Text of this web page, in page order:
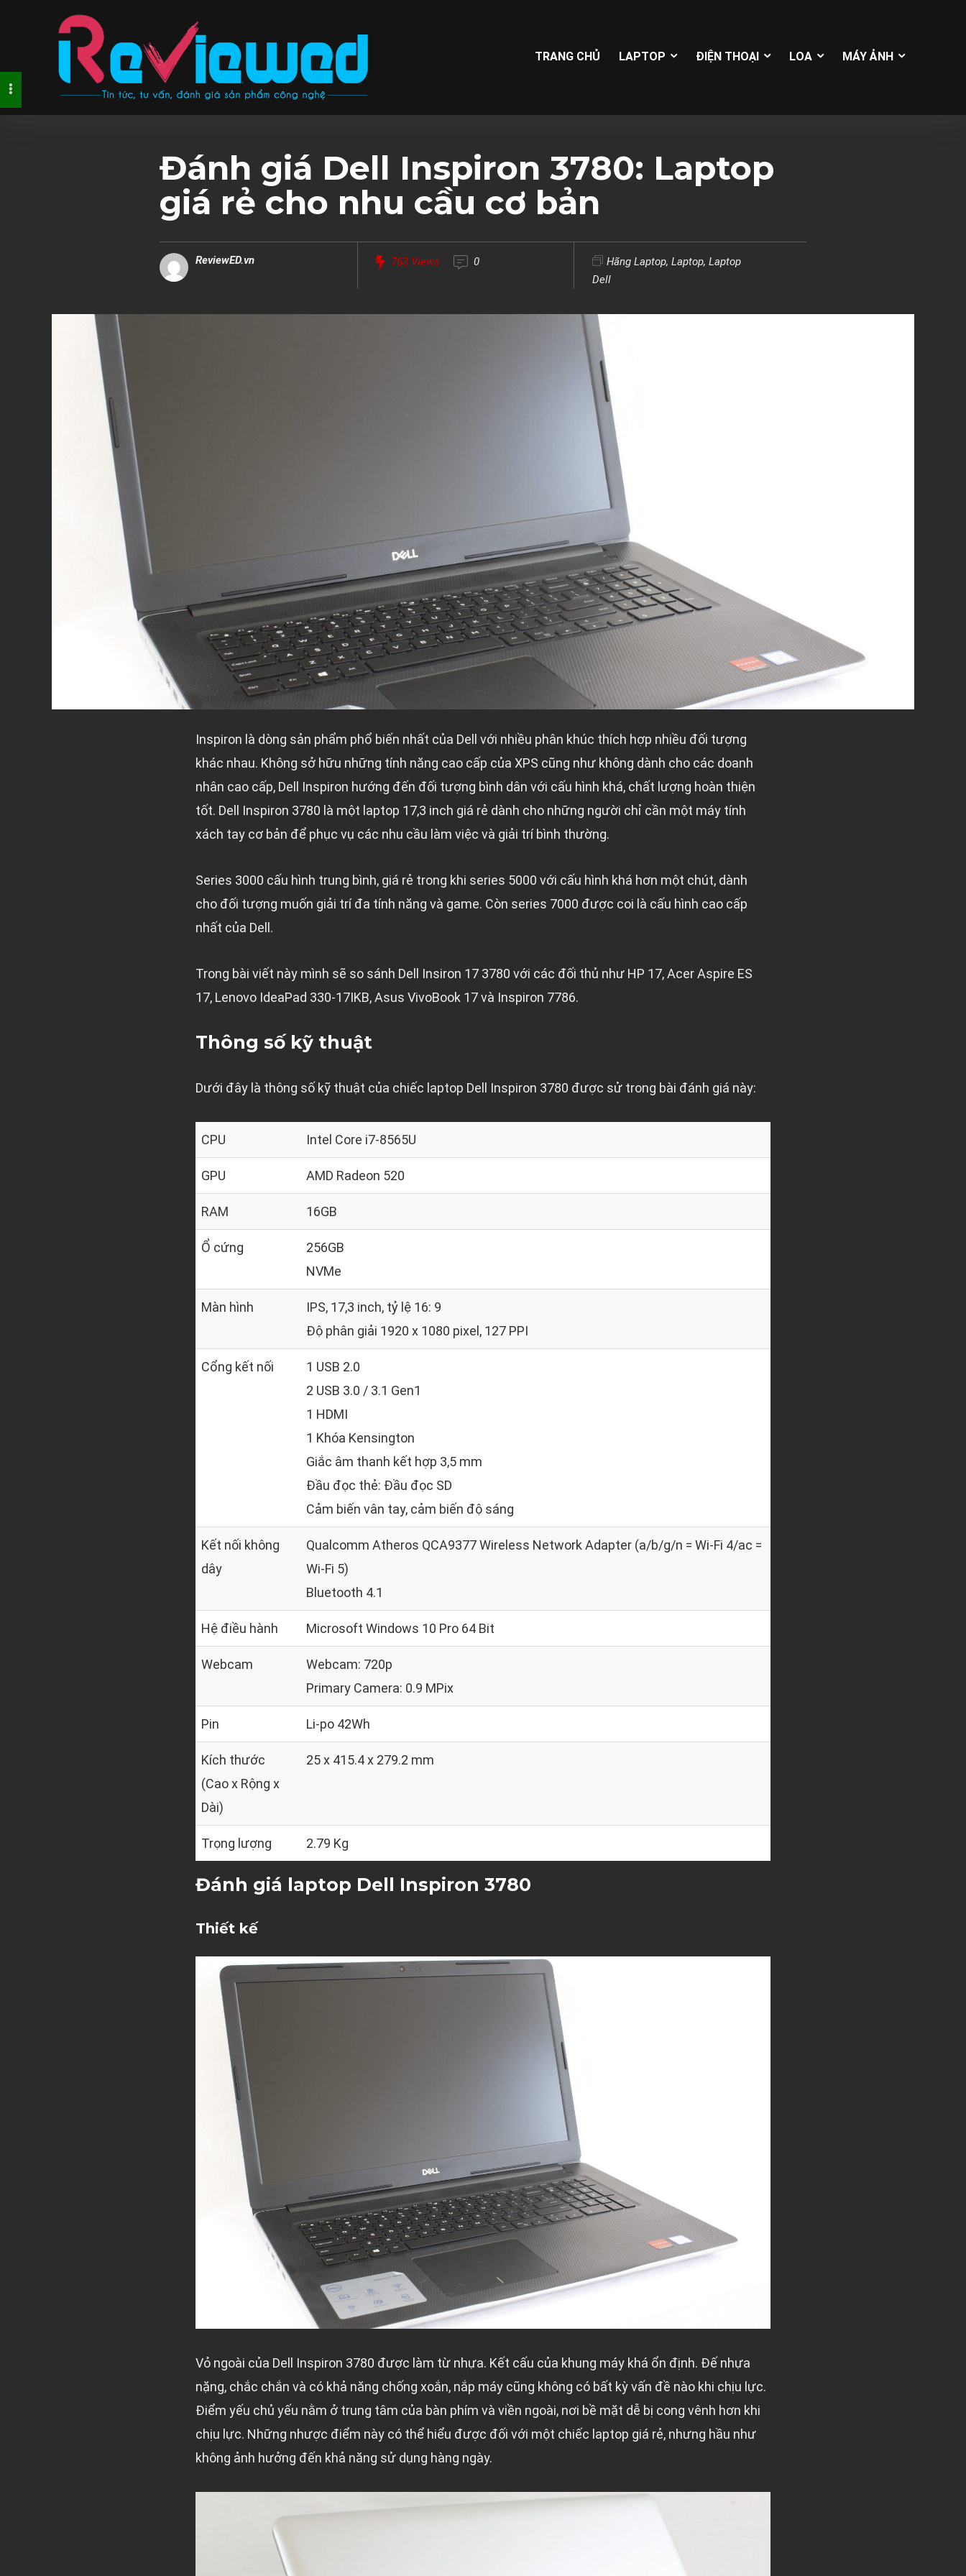
TRANG CHỦ LAPTOP ĐIỆN THOẠI LOA MÁY ẢNH
Đánh giá Dell Inspiron 3780: Laptop
giá rẻ cho nhu cầu cơ bản
ReviewED.vn 763Views 0 Hãng Laptop, Laptop, Laptop
Dell
Inspiron là dòng sản phẩm phổ biến nhất của Dell với nhiều phân khúc thích hợp nhiều đối tượng
khác nhau. Không sở hữu những tính năng cao cấp của XPS cũng như không dành cho các doanh
nhân cao cấp, Dell Inspiron hướng đến đối tượng bình dân với cấu hình khá, chất lượng hoàn thiện
tốt. Dell Inspiron 3780 là một laptop 17,3 inch giá rẻ dành cho những người chỉ cần một máy tính
xách tay cơ bản để phục vụ các nhu cầu làm việc và giải trí bình thường.
Series 3000 cấu hình trung bình, giá rẻ trong khi series 5000 với cấu hình khá hơn một chút, dành
cho đối tượng muốn giải trí đa tính năng và game. Còn series 7000 được coi là cấu hình cao cấp
nhất của Dell.
Trong bài viết này mình sẽ so sánh Dell Insiron 17 3780 với các đối thủ như HP 17, Acer Aspire ES
17, Lenovo IdeaPad 330-17IKB, Asus VivoBook 17 và Inspiron 7786.
Thông số kỹ thuật
Dưới đây là thông số kỹ thuật của chiếc laptop Dell Inspiron 3780 được sử trong bài đánh giá này:
CPU Intel Core i7-8565U
GPU AMD Radeon 520
RAM 16GB
Ổ cứng
256GB
NVMe
Màn hình
IPS, 17,3 inch, tỷ lệ 16: 9
Độ phân giải 1920 x 1080 pixel, 127 PPI
Cổng kết nối
1 USB 2.0
2 USB 3.0 / 3.1 Gen1
1 HDMI
1 Khóa Kensington
Giắc âm thanh kết hợp 3,5 mm
Đầu đọc thẻ: Đầu đọc SD
Cảm biến vân tay, cảm biến độ sáng
Kết nối không
dây
Qualcomm Atheros QCA9377 Wireless Network Adapter (a/b/g/n = Wi-Fi 4/ac =
Wi-Fi 5)
Bluetooth 4.1
Hệ điều hành Microsoft Windows 10 Pro 64 Bit
Webcam
Webcam: 720p
Primary Camera: 0.9 MPix
Pin Li-po 42Wh
Kích thước
(Cao x Rộng x
Dài)
25 x 415.4 x 279.2 mm
Trọng lượng 2.79 Kg
Đánh giá laptop Dell Inspiron 3780
Thiết kế
Vỏ ngoài của Dell Inspiron 3780 được làm từ nhựa. Kết cấu của khung máy khá ổn định. Đế nhựa
nặng, chắc chắn và có khả năng chống xoắn, nắp máy cũng không có bất kỳ vấn đề nào khi chịu lực.
Điểm yếu chủ yếu nằm ở trung tâm của bàn phím và viền ngoài, nơi bề mặt dễ bị cong vênh hơn khi
chịu lực. Những nhược điểm này có thể hiểu được đối với một chiếc laptop giá rẻ, nhưng hầu như
không ảnh hưởng đến khả năng sử dụng hàng ngày.